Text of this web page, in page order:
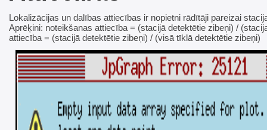
Lokalizācijas un dalības attiecības ir nopietni rādītāji pareizai
Aprēķini: noteikšanas attiecība = (stacijā detektētie zibeņi) /
attiecība = (stacijā detektētie zibeņi) / (visā tīklā detektētie zibeņi)